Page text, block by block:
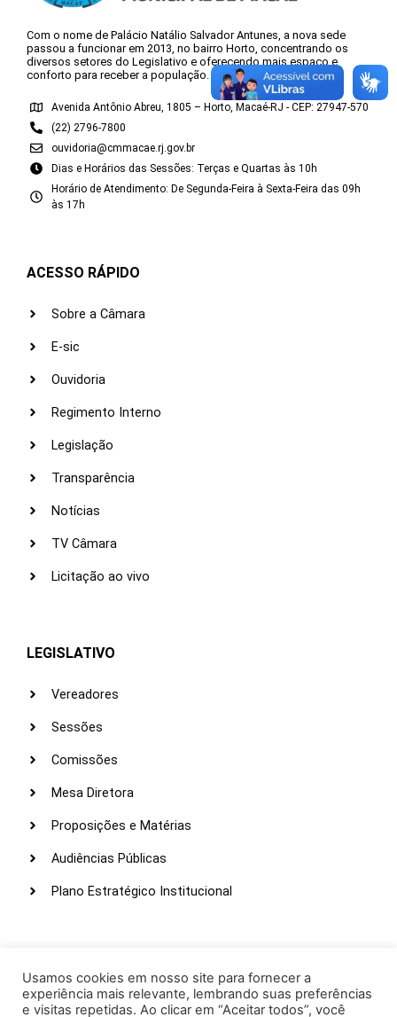
Com o nome de Palácio Natálio Salvador Antunes, a nova sede
passou a funcionar em 2013, no bairro Horto, concentrando os
diversos setores do Legislativo e oferecendo mais espaço e
conforto para receber a população.
Avenida Antônio Abreu, 1805 – Horto, Macaé-RJ - CEP: 27947-570
(22) 2796-7800
ouvidoria@cmmacae.rj.gov.br
Dias e Horários das Sessões: Terças e Quartas às 10h
Horário de Atendimento: De Segunda-Feira à Sexta-Feira das 09h
às 17h
ACESSO RÁPIDO
Sobre a Câmara
E-sic
Ouvidoria
Regimento Interno
Legislação
Transparência
Notícias
TV Câmara
Licitação ao vivo
LEGISLATIVO
Vereadores
Sessões
Comissões
Mesa Diretora
Proposições e Matérias
Audiências Públicas
Plano Estratégico Institucional
Webmail
Intranet
Usamos cookies em nosso site para fornecer a
experiência mais relevante, lembrando suas preferências
e visitas repetidas. Ao clicar em “Aceitar todos”, você